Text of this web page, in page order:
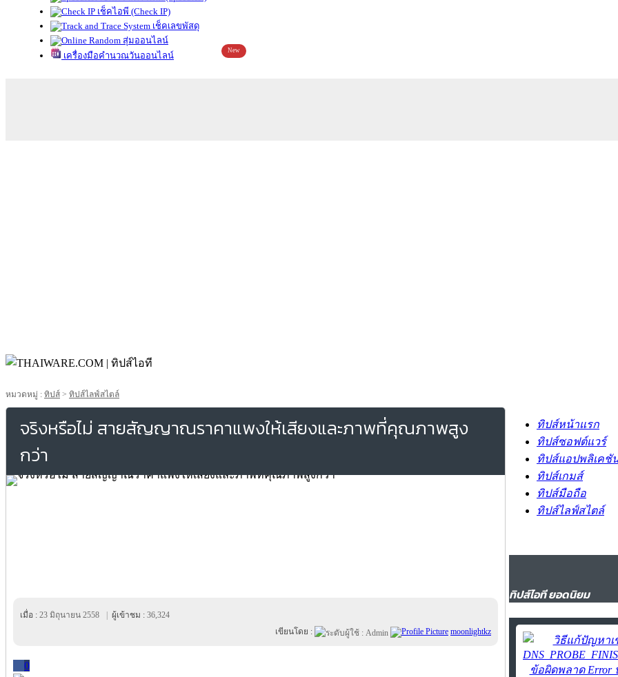
เช็คไอพี (Check IP)
เช็คเลขพัสดุ
สุ่มออนไลน์
เครื่องมือคำนวณวันออนไลน์
New
หมวดหมู่ : ทิปส์ > ทิปส์ไลฟ์สไตล์
จริงหรือไม่ สายสัญญาณราคาแพงให้เสียงและภาพที่คุณภาพสูง
กว่า
เมื่อ : 23 มิถุนายน 2558 ผู้เข้าชม : 36,324
เขียนโดย :
moonlightkz
0
ทิปส์หน้าแรก
ทิปส์ซอฟต์แวร์
ทิปส์แอปพลิเคชั
ทิปส์เกมส์
ทิปส์มือถือ
ทิปส์ไลฟ์สไตล์
ทิปส์ไอที ยอดนิยม